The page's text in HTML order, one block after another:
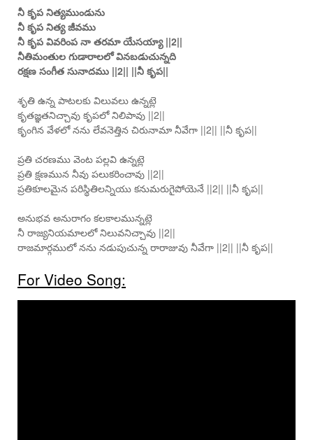
నీ కృప నిత్యముండును
నీ కృప నిత్య జీవము
నీ కృప వివరింప నా తరమా యేసయ్యా ||2||
నీతిమంతుల గుడారాలలో వినబడుచున్నది
రక్షణ సంగీత సునాదము ||2|| ||నీ కృప||
శృతి ఉన్న పాటలకు విలువలు ఉన్నట్లె
కృతజ్ఞతనిచ్చావు కృపలో నిలిపావు ||2||
కృంగిన వేళలో నను లేవనెత్తిన చిరునామా నీవేగా ||2|| ||నీ కృప||
ప్రతి చరణము వెంట పల్లవి ఉన్నట్లె
ప్రతి క్షణమున నీవు పలుకరించావు ||2||
ప్రతికూలమైన పరిస్థితిలన్నియు కనుమరుగైపోయెనే ||2|| ||నీ కృప||
అనుభవ అనురాగం కలకాలమున్నట్లె
నీ రాజ్యనియమాలలో నిలువనిచ్చావు ||2||
రాజమార్గములో నను నడుపుచున్న రారాజువు నీవేగా ||2|| ||నీ కృప||
For Video Song: